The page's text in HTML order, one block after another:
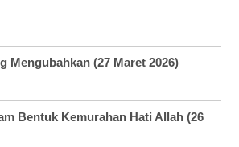
Mengubahkan (27 Maret 2026)
Bentuk Kemurahan Hati Allah (26